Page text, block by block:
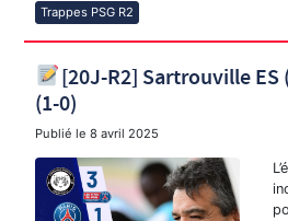
Trappes PSG R2
[20J-R2] Sartrouville ES
(1-0)
Publié le8 avril 2025